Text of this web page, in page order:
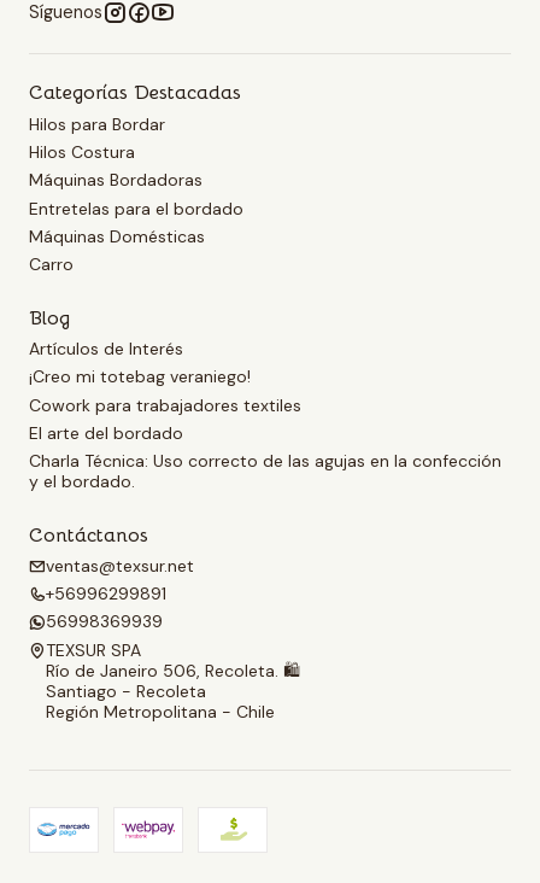
Síguenos
Categorías Destacadas
Hilos para Bordar
Hilos Costura
Máquinas Bordadoras
Entretelas para el bordado
Máquinas Domésticas
Carro
Blog
Artículos de Interés
¡Creo mi totebag veraniego!
Cowork para trabajadores textiles
El arte del bordado
Charla Técnica: Uso correcto de las agujas en la confección
y el bordado.
Contáctanos
ventas@texsur.net
+56996299891
56998369939
TEXSUR SPA
Río de Janeiro 506, Recoleta. 🛍️
Santiago - Recoleta
Región Metropolitana - Chile